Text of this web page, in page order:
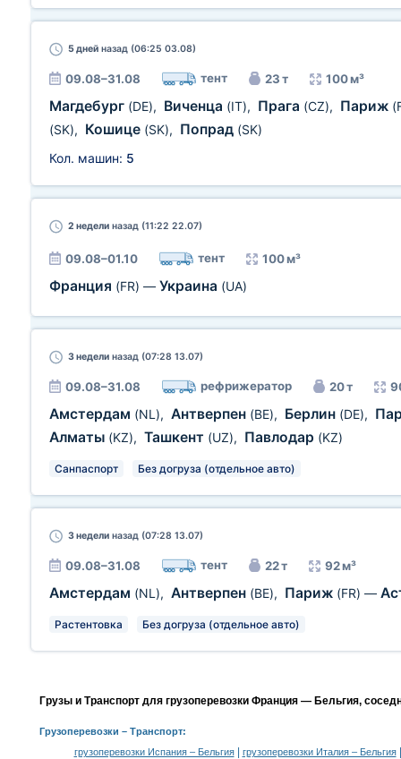
5 дней назад (06:25 03.08)
09.08–31.08 тент 23 т 100 м³
Магдебург (DE), Виченца (IT), Прага (CZ), Париж
(SK), Кошице (SK), Попрад (SK)
Кол. машин: 5
2 недели назад (11:22 22.07)
09.08–01.10 тент 100 м³
Франция (FR) — Украина (UA)
3 недели назад (07:28 13.07)
09.08–31.08 рефрижератор 20 т
Амстердам (NL), Антверпен (BE), Берлин (DE),
Алматы (KZ), Ташкент (UZ), Павлодар (KZ)
Санпаспорт Без догруза (отдельное авто)
3 недели назад (07:28 13.07)
09.08–31.08 тент 22 т 92 м³
Амстердам (NL), Антверпен (BE), Париж (FR) —
Растентовка Без догруза (отдельное авто)
Грузы и Транспорт для грузоперевозки Франция — Бельгия,
Грузоперевозки – Транспорт:
грузоперевозки Испания – Бельгия| грузоперевозки Италия – Бельгия